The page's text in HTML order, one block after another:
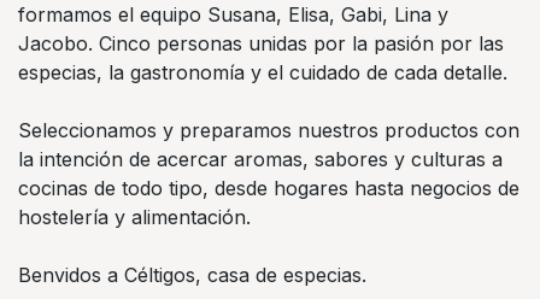
formamos el equipo Susana, Elisa, Gabi, Lina y
Jacobo. Cinco personas unidas por la pasión por las
especias, la gastronomía y el cuidado de cada detalle.
Seleccionamos y preparamos nuestros productos con
la intención de acercar aromas, sabores y culturas a
cocinas de todo tipo, desde hogares hasta negocios de
hostelería y alimentación.
Benvidos a Céltigos, casa de especias.